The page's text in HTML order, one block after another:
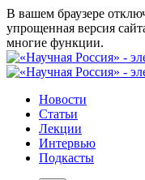
В вашем браузере
упрощенная версия
многие функции.
Новости
Статьи
Лекции
Интервью
Подкасты